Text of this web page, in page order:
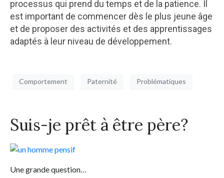
processus qui prend du temps et de la patience. Il
est important de commencer dès le plus jeune âge
et de proposer des activités et des apprentissages
adaptés à leur niveau de développement.
Comportement Paternité Problématiques
Suis-je prêt à être père?
Une grande question…